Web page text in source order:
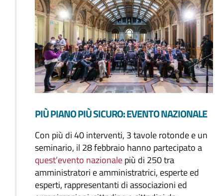
PIÙ PIANO PIÙ SICURO: EVENTO NAZIONALE
Con più di 40 interventi, 3 tavole rotonde e un
seminario, il 28 febbraio hanno partecipato a
quest’evento nazionalepiù di 250 tra
amministratori e amministratrici, esperte ed
esperti, rappresentanti di associazioni ed